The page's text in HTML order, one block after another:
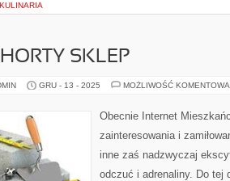
KULINARIA
SKLEP
GRU - 13 - 2025 MOŻLIWOŚĆ
Obecnie Internet
zainteresowania i
inne zaś nadzwyczaj
odczuć i adrenaliny. Do tej